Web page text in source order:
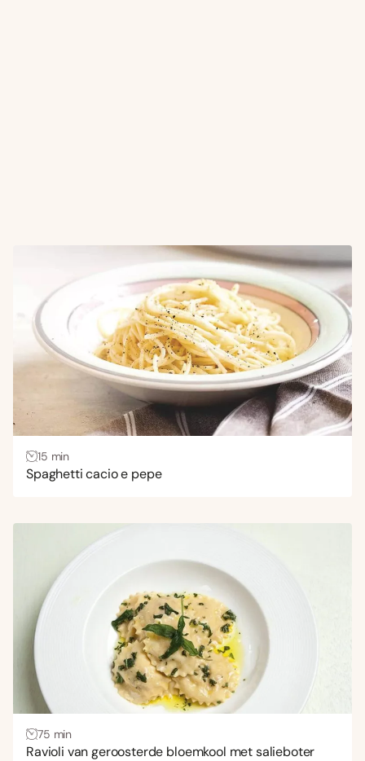
15 min
Spaghetti cacio e pepe
75 min
Ravioli van geroosterde bloemkool met salieboter